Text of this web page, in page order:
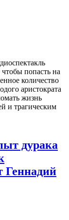
попасть на
количество
аристократа
жизнь
и трагическим
дурака
Геннадий